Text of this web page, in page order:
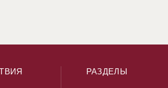
РАЗДЕЛЫ